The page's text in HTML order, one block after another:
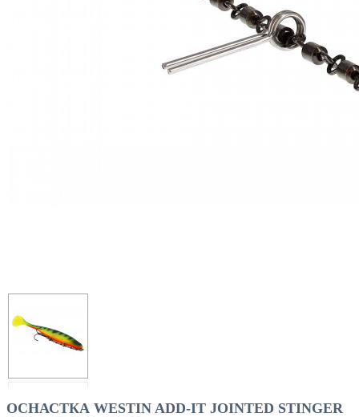
ОСНАСТКА WESTIN ADD-IT JOINTED STINGER